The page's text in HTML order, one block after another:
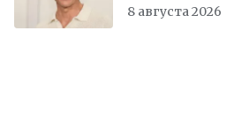
8 августа 2026